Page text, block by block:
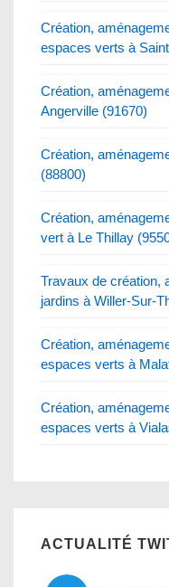
Création,
espaces verts à
Création,
Angerville (91670)
Création,
(88800)
Création,
vert à Le Thillay
Travaux de création,
jardins à Willer-Sur-
Création,
espaces verts à
Création,
espaces verts à
ACTUALITÉ